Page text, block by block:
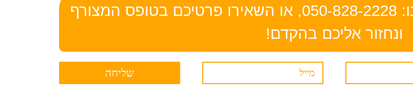
לפרטים ומידע נוסף חייגו אלינו: 050-828-2228, או השאירו פרטיכם בטופס המצורף
ונחזור אליכם בהקדם!